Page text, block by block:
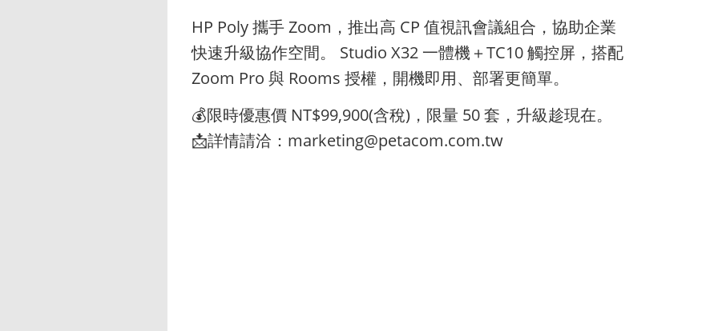
HP Poly 攜手 Zoom，推出高 CP 值視訊會議組合，協助企業
快速升級協作空間。 Studio X32 一體機＋TC10 觸控屏，搭配
Zoom Pro 與 Rooms 授權，開機即用、部署更簡單。
💰限時優惠價 NT$99,900(含稅)，限量 50 套，升級趁現在。
📩詳情請洽：marketing@petacom.com.tw